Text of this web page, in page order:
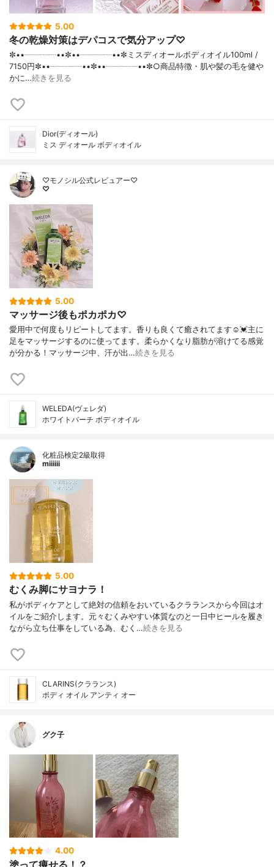
5.00
冬の乾燥対策はデパコスで気分アップ♡
✼••┈┈┈┈••✼••┈┈┈┈••✼ミスディオールボディオイル100ml /
7150円✼••┈┈┈┈••✼••┈┈┈┈••✼○商品特徴・肌や髪の毛を健や
かに…続きを見る
Dior(ディオール)
ミス ディオール ボディオイル
♡モノシル公式レビュアー♡
♡
5.00
マッサージ後もポカポカ♡
愛用中で何度もリピートしてます。香りも良くて癒されてます☺️💓主に
足をマッサージするのに使ってます。柔らかくなり脂肪が溶けてる感覚
が分かる！マッサージ中、汗が出…続きを見る
WELEDA(ヴェレダ)
ホワイトバーチ ボディオイル
化粧品検定2級取得
miiiiii
5.00
むくみ脚にサヨナラ！
私がボディケアとして絶対の信頼をおいているクラランスから今回はオ
イルをご紹介します。元々むくみやすい体質なのと一日中ヒールを履き
ながら立ち仕事をしている為、むく…続きを見る
CLARINS(クラランス)
ボディ オイル アンティ オー
グク子
4.00
塗って痩せる！？